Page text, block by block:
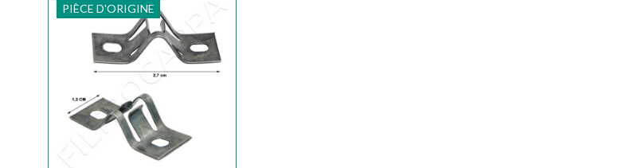
PIÈCE D'ORIGINE